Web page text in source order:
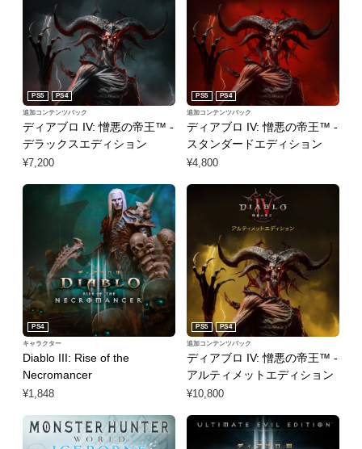
ディアブロ IV: 憎悪の帝王™ -
デラックスエディション
PS5 PS4
追加コンテンツパック
¥7,200
ディアブロ IV: 憎悪の帝王™ -
スタンダードエディション
PS5 PS4
追加コンテンツパック
¥4,800
Diablo III: Rise of the
Necromancer
PS4
キャラクター
¥1,848
ディアブロ IV: 憎悪の帝王™ -
アルティメットエディション
PS5 PS4
追加コンテンツパック
¥10,800